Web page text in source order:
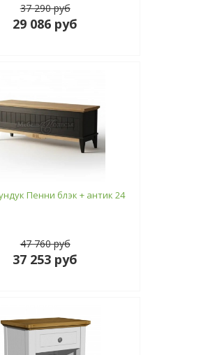
37 290 руб
29 086 руб
Пенни блэк + антик 24
47 760 руб
37 253 руб